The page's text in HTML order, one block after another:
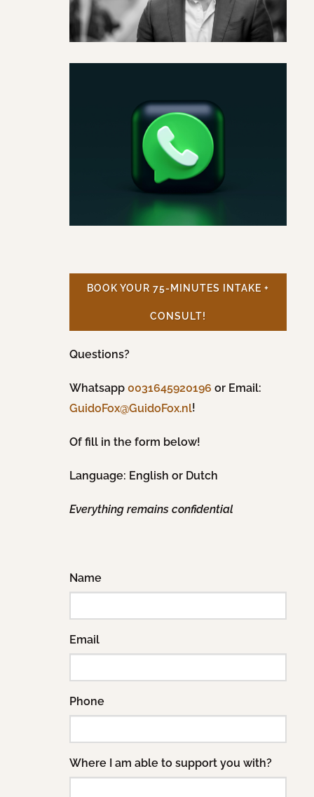
BOOK YOUR 75-MINUTES INTAKE +
CONSULT!
Questions?
Whatsapp 0031645920196 or Email:
GuidoFox@GuidoFox.nl!
Of fill in the form below!
Language: English or Dutch
Everything remains confidential
Name
Email
Phone
Where I am able to support you with?